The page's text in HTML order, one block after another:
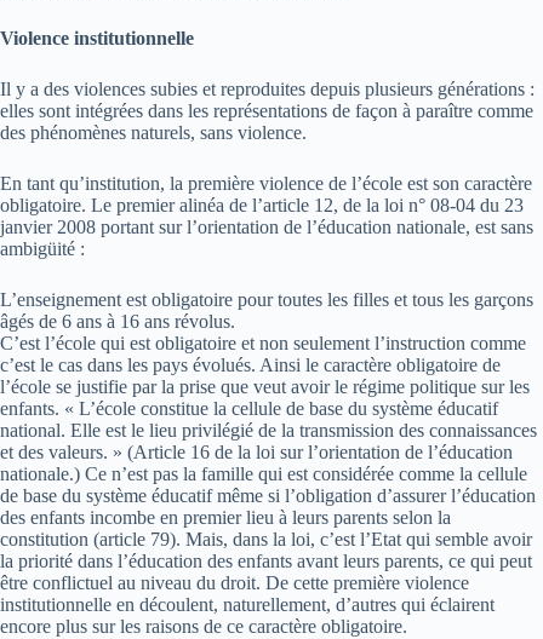
Violence institutionnelle
Il y a des violences subies et reproduites depuis plusieurs générations :
elles sont intégrées dans les représentations de façon à paraître comme
des phénomènes naturels, sans violence.
En tant qu’institution, la première violence de l’école est son caractère
obligatoire. Le premier alinéa de l’article 12, de la loi n° 08-04 du 23
janvier 2008 portant sur l’orientation de l’éducation nationale, est sans
ambigüité :
L’enseignement est obligatoire pour toutes les filles et tous les garçons
âgés de 6 ans à 16 ans révolus.
C’est l’école qui est obligatoire et non seulement l’instruction comme
c’est le cas dans les pays évolués. Ainsi le caractère obligatoire de
l’école se justifie par la prise que veut avoir le régime politique sur les
enfants. « L’école constitue la cellule de base du système éducatif
national. Elle est le lieu privilégié de la transmission des connaissances
et des valeurs. » (Article 16 de la loi sur l’orientation de l’éducation
nationale.) Ce n’est pas la famille qui est considérée comme la cellule
de base du système éducatif même si l’obligation d’assurer l’éducation
des enfants incombe en premier lieu à leurs parents selon la
constitution (article 79). Mais, dans la loi, c’est l’Etat qui semble avoir
la priorité dans l’éducation des enfants avant leurs parents, ce qui peut
être conflictuel au niveau du droit. De cette première violence
institutionnelle en découlent, naturellement, d’autres qui éclairent
encore plus sur les raisons de ce caractère obligatoire.